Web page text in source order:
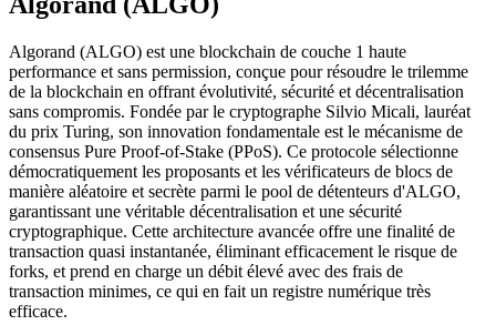
Algorand (ALGO) est une blockchain de couche 1 haute
performance et sans permission, conçue pour résoudre le trilemme
de la blockchain en offrant évolutivité, sécurité et décentralisation
sans compromis. Fondée par le cryptographe Silvio Micali, lauréat
du prix Turing, son innovation fondamentale est le mécanisme de
consensus Pure Proof-of-Stake (PPoS). Ce protocole sélectionne
démocratiquement les proposants et les vérificateurs de blocs de
manière aléatoire et secrète parmi le pool de détenteurs d'ALGO,
garantissant une véritable décentralisation et une sécurité
cryptographique. Cette architecture avancée offre une finalité de
transaction quasi instantanée, éliminant efficacement le risque de
forks, et prend en charge un débit élevé avec des frais de
transaction minimes, ce qui en fait un registre numérique très
efficace.